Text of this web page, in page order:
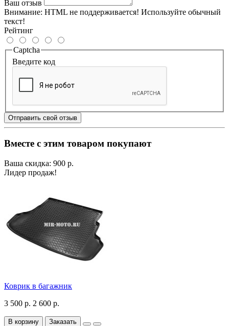
Ваш отзыв
Внимание: HTML не поддерживается! Используйте обычный
текст!
Рейтинг
Captcha
Введите код
Отправить свой отзыв
Вместе с этим товаром покупают
Ваша скидка: 900 р.
Лидер продаж!
Коврик в багажник
3 500 р. 2 600 р.
В корзину Заказать